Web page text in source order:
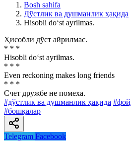
Bosh sahifa
Дўстлик ва душманлик ҳақида
Hisobli do‘st ayrilmas.
Ҳисобли дўст айрилмас.
* * *
Hisobli do‘st ayrilmas.
* * *
Even reckoning makes long friends
* * *
Счет дружбе не помеха.
#дўстлик ва душманлик ҳақида
#бошқалар
Telegram Facebook